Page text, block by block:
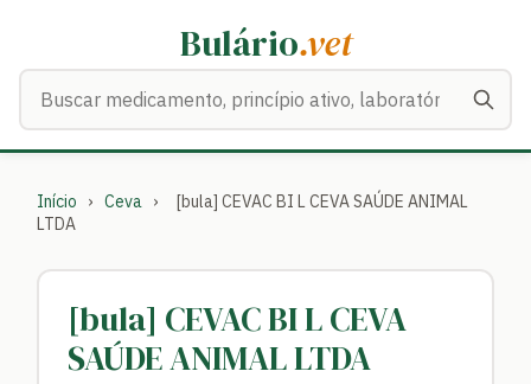
Bulário.vet
Início › Ceva ›
[bula] CEVAC BI L CEVA SAÚDE ANIMAL
LTDA
[bula] CEVAC BI L CEVA
SAÚDE ANIMAL LTDA